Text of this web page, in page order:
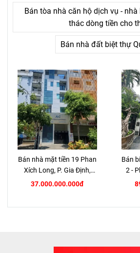
Bán tòa nhà căn hộ dịch vụ -
thác dòng tiền cho
Bán nhà đất biệt thự
Bán nhà mặt tiền 19 Phan
Xích Long, P. Gia Định,
TP.HCM
37.000.000.000đ
Bán
2 -